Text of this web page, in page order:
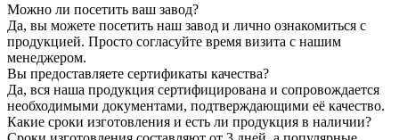
Можно ли посетить ваш завод?
Да, вы можете посетить наш завод и лично ознакомиться с
продукцией. Просто согласуйте время визита с нашим
менеджером.
Вы предоставляете сертификаты качества?
Да, вся наша продукция сертифицирована и сопровождается
необходимыми документами, подтверждающими её качество.
Какие сроки изготовления и есть ли продукция в наличии?